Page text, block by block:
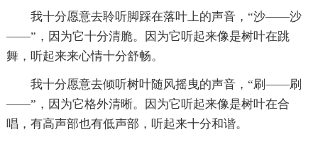
我十分愿意去聆听脚踩在落叶上的声音，“沙——沙
——”，因为它十分清脆。因为它听起来像是树叶在跳
舞，听起来来心情十分舒畅。
我十分愿意去倾听树叶随风摇曳的声音，“刷——刷
——”，因为它格外清晰。因为它听起来像是树叶在合
唱，有高声部也有低声部，听起来十分和谐。